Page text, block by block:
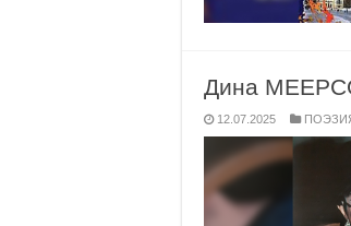
Дина
12.07.2025